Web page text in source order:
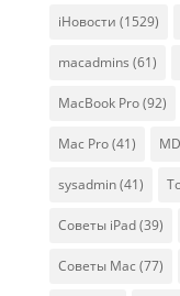
iНовости (1529)
macadmins (61)
MacBook Pro(92)
Mac Pro(41)
sysadmin(41)
Советы iPad(39)
Советы Mac (77)